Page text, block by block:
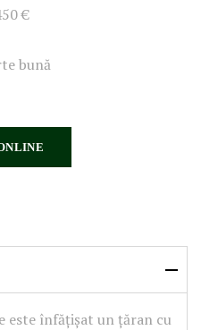
€
bună
este înfățișat un țăran cu